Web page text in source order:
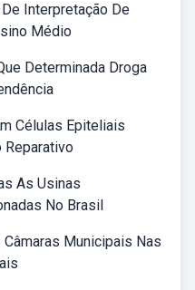
Interpretação De
Médio
Determinada Droga
Células Epiteliais
Reparativo
As Usinas
No Brasil
Municipais Nas